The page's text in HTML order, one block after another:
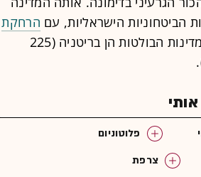
הביטחוניות הישראליות, עם הרחקת
. יתר המדינות הבולטות הן בריטניה (225
פלוטוניום
צרפת